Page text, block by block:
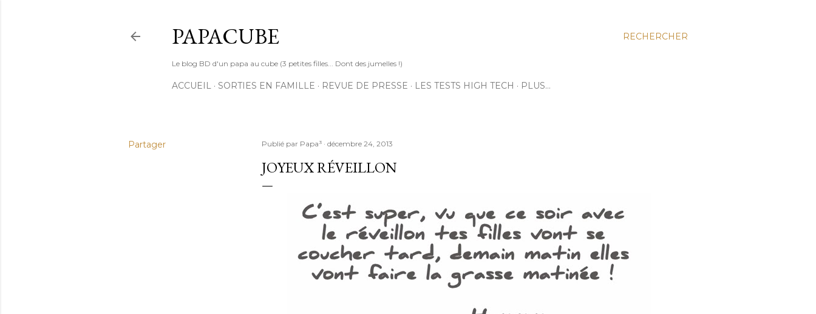
RECHERCHER
PAPACUBE
Le blog BD d'un papa au cube (3 petites filles... Dont des jumelles !)
ACCUEIL SORTIES EN FAMILLE REVUE DE PRESSE LES TESTS HIGH TECH PLUS…
Partager Publié par Papa³ décembre 24, 2013
JOYEUX RÉVEILLON